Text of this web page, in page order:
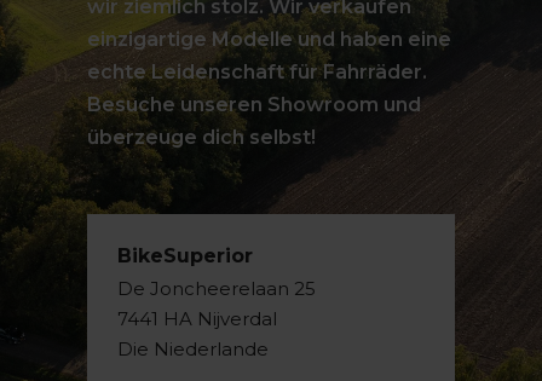
wir ziemlich stolz. Wir verkaufen
einzigartige Modelle und haben eine
echte Leidenschaft für Fahrräder.
Besuche unseren Showroom und
überzeuge dich selbst!
BikeSuperior
De Joncheerelaan 25
7441 HA Nijverdal
Die Niederlande